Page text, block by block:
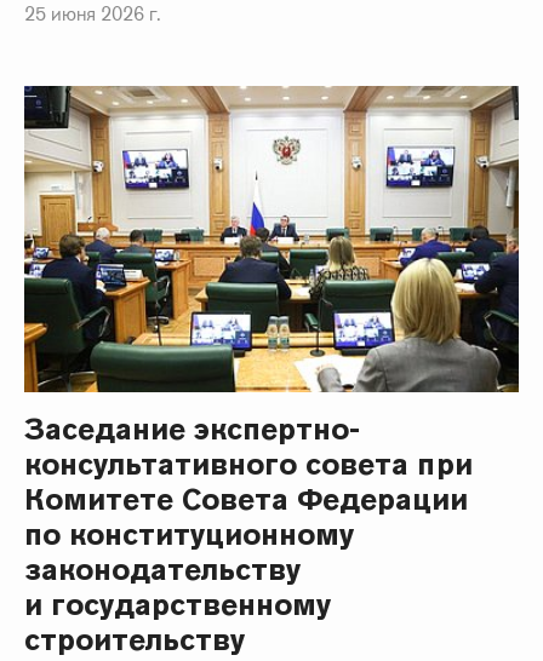
25 июня 2026 г.
Заседание экспертно-
консультативного совета при
Комитете Совета Федерации
по конституционному
законодательству
и государственному
строительству